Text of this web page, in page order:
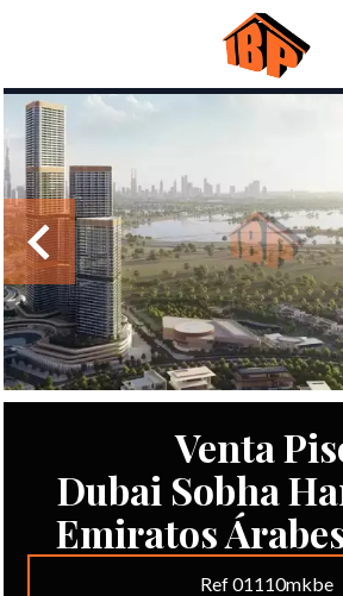
Venta
Dubai Sobha
Emiratos
Ref 01110mkbe